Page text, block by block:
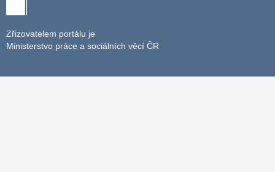
Zřizovatelem portálu je
Ministerstvo práce a sociálních věcí ČR